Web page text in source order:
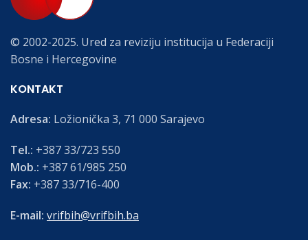
© 2002-2025. Ured za reviziju institucija u Federaciji
Bosne i Hercegovine
KONTAKT
Adresa: Ložionička 3, 71 000 Sarajevo
Tel.: +387 33/723 550
Mob.: +387 61/985 250
Fax: +387 33/716-400
E-mail: vrifbih@vrifbih.ba